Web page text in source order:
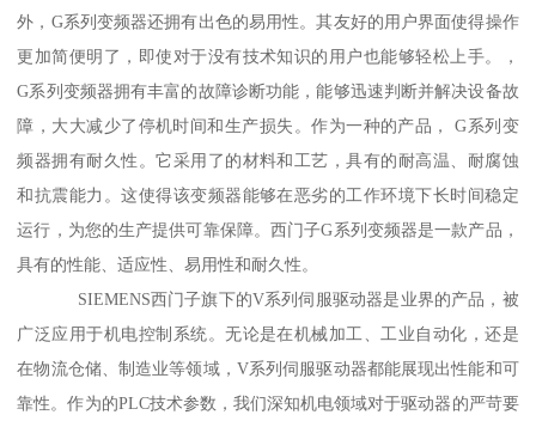
外，G系列变频器还拥有出色的易用性。其友好的用户界面使得操作
更加简便明了，即使对于没有技术知识的用户也能够轻松上手。，
G系列变频器拥有丰富的故障诊断功能，能够迅速判断并解决设备故
障，大大减少了停机时间和生产损失。作为一种的产品， G系列变
频器拥有耐久性。它采用了的材料和工艺，具有的耐高温、耐腐蚀
和抗震能力。这使得该变频器能够在恶劣的工作环境下长时间稳定
运行，为您的生产提供可靠保障。西门子G系列变频器是一款产品，
具有的性能、适应性、易用性和耐久性。
SIEMENS西门子旗下的V系列伺服驱动器是业界的产品，被
广泛应用于机电控制系统。无论是在机械加工、工业自动化，还是
在物流仓储、制造业等领域，V系列伺服驱动器都能展现出性能和可
靠性。作为的PLC技术参数，我们深知机电领域对于驱动器的严苛要